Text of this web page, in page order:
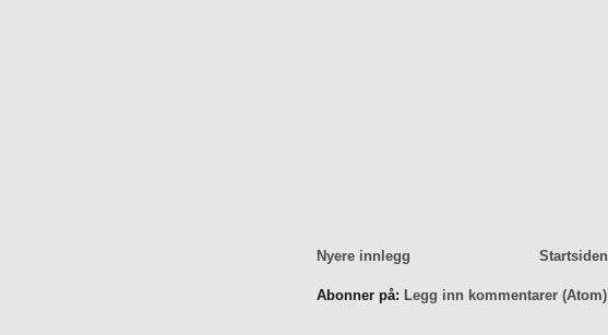
Nyere innlegg Startsiden
Abonner på: Legg inn kommentarer (Atom)